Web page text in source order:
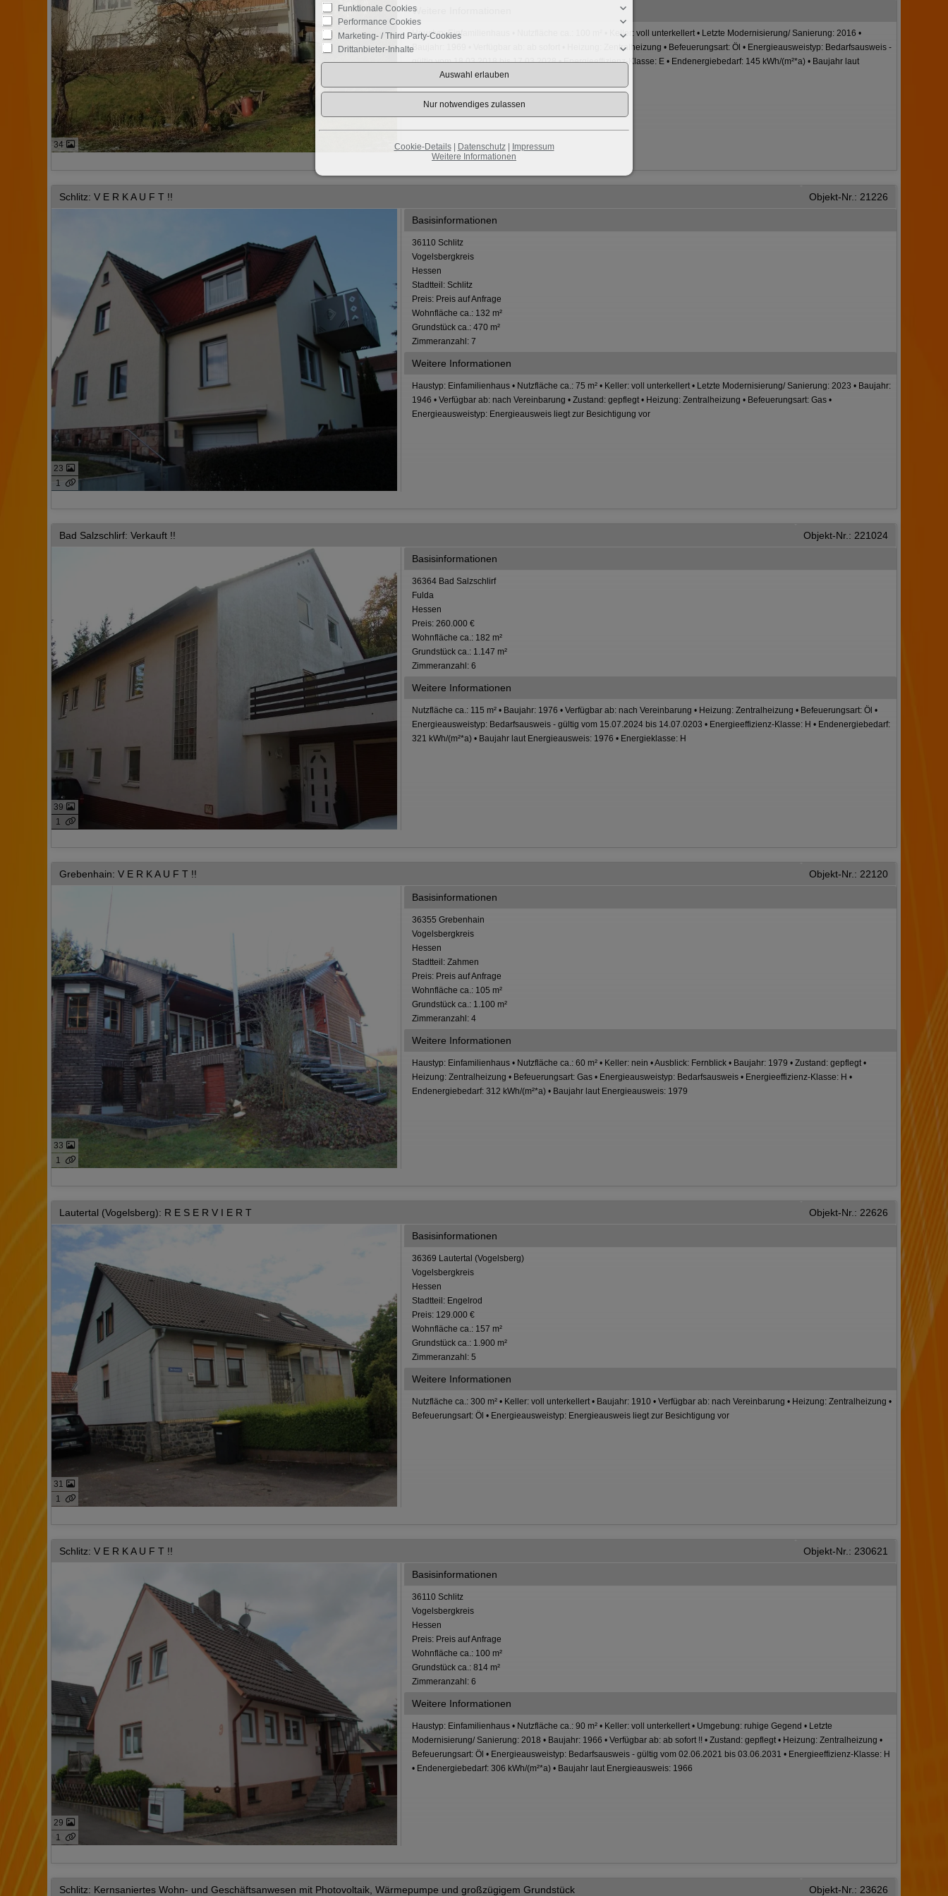
34
Weitere Informationen
Haustyp: Einfamilienhaus • Nutzfläche ca.: 100 m² • Keller: voll unterkellert • Letzte Modernisierung/ Sanierung: 2016 •
Baujahr: 1969 • Verfügbar ab: ab sofort • Heizung: Zentralheizung • Befeuerungsart: Öl • Energieausweistyp: Bedarfsausweis -
gültig vom 18.03.2018 bis 17.03.2028 • Energieeffizienz-Klasse: E • Endenergiebedarf: 145 kWh/(m²*a) • Baujahr laut
Energieausweis: 1969 • Energieklasse: E
Schlitz: V E R K A U F T !! Objekt-Nr.: 21226
1
23
Basisinformationen
36110 Schlitz
Vogelsbergkreis
Hessen
Stadtteil: Schlitz
Preis: Preis auf Anfrage
Wohnfläche ca.: 132 m²
Grundstück ca.: 470 m²
Zimmeranzahl: 7
Weitere Informationen
Haustyp: Einfamilienhaus • Nutzfläche ca.: 75 m² • Keller: voll unterkellert • Letzte Modernisierung/ Sanierung: 2023 • Baujahr:
1946 • Verfügbar ab: nach Vereinbarung • Zustand: gepflegt • Heizung: Zentralheizung • Befeuerungsart: Gas •
Energieausweistyp: Energieausweis liegt zur Besichtigung vor
Bad Salzschlirf: Verkauft !! Objekt-Nr.: 221024
1
39
Basisinformationen
36364 Bad Salzschlirf
Fulda
Hessen
Preis: 260.000 €
Wohnfläche ca.: 182 m²
Grundstück ca.: 1.147 m²
Zimmeranzahl: 6
Weitere Informationen
Nutzfläche ca.: 115 m² • Baujahr: 1976 • Verfügbar ab: nach Vereinbarung • Heizung: Zentralheizung • Befeuerungsart: Öl •
Energieausweistyp: Bedarfsausweis - gültig vom 15.07.2024 bis 14.07.0203 • Energieeffizienz-Klasse: H • Endenergiebedarf:
321 kWh/(m²*a) • Baujahr laut Energieausweis: 1976 • Energieklasse: H
Grebenhain: V E R K A U F T !! Objekt-Nr.: 22120
1
33
Basisinformationen
36355 Grebenhain
Vogelsbergkreis
Hessen
Stadtteil: Zahmen
Preis: Preis auf Anfrage
Wohnfläche ca.: 105 m²
Grundstück ca.: 1.100 m²
Zimmeranzahl: 4
Weitere Informationen
Haustyp: Einfamilienhaus • Nutzfläche ca.: 60 m² • Keller: nein • Ausblick: Fernblick • Baujahr: 1979 • Zustand: gepflegt •
Heizung: Zentralheizung • Befeuerungsart: Gas • Energieausweistyp: Bedarfsausweis • Energieeffizienz-Klasse: H •
Endenergiebedarf: 312 kWh/(m²*a) • Baujahr laut Energieausweis: 1979
Lautertal (Vogelsberg): R E S E R V I E R T Objekt-Nr.: 22626
1
31
Basisinformationen
36369 Lautertal (Vogelsberg)
Vogelsbergkreis
Hessen
Stadtteil: Engelrod
Preis: 129.000 €
Wohnfläche ca.: 157 m²
Grundstück ca.: 1.900 m²
Zimmeranzahl: 5
Weitere Informationen
Nutzfläche ca.: 300 m² • Keller: voll unterkellert • Baujahr: 1910 • Verfügbar ab: nach Vereinbarung • Heizung: Zentralheizung •
Befeuerungsart: Öl • Energieausweistyp: Energieausweis liegt zur Besichtigung vor
Schlitz: V E R K A U F T !! Objekt-Nr.: 230621
1
29
Basisinformationen
36110 Schlitz
Vogelsbergkreis
Hessen
Preis: Preis auf Anfrage
Wohnfläche ca.: 100 m²
Grundstück ca.: 814 m²
Zimmeranzahl: 6
Weitere Informationen
Haustyp: Einfamilienhaus • Nutzfläche ca.: 90 m² • Keller: voll unterkellert • Umgebung: ruhige Gegend • Letzte
Modernisierung/ Sanierung: 2018 • Baujahr: 1966 • Verfügbar ab: ab sofort !! • Zustand: gepflegt • Heizung: Zentralheizung •
Befeuerungsart: Öl • Energieausweistyp: Bedarfsausweis - gültig vom 02.06.2021 bis 03.06.2031 • Energieeffizienz-Klasse: H
• Endenergiebedarf: 306 kWh/(m²*a) • Baujahr laut Energieausweis: 1966
Schlitz: Kernsaniertes Wohn- und Geschäftsanwesen mit Photovoltaik, Wärmepumpe und großzügigem Grundstück Objekt-Nr.: 23626
Funktionale Cookies
Performance Cookies
Marketing- / Third Party-Cookies
Drittanbieter-Inhalte
Cookie-Details| Datenschutz|
Impressum
Weitere Informationen
Es werden nur die technisch notwendigen Cookies zugelassen und
Drittanbieter-Inhalte.
Sie können Ihre Cookie-Einstellung jederzeit hier ändern:
Cookie-Details| Datenschutz